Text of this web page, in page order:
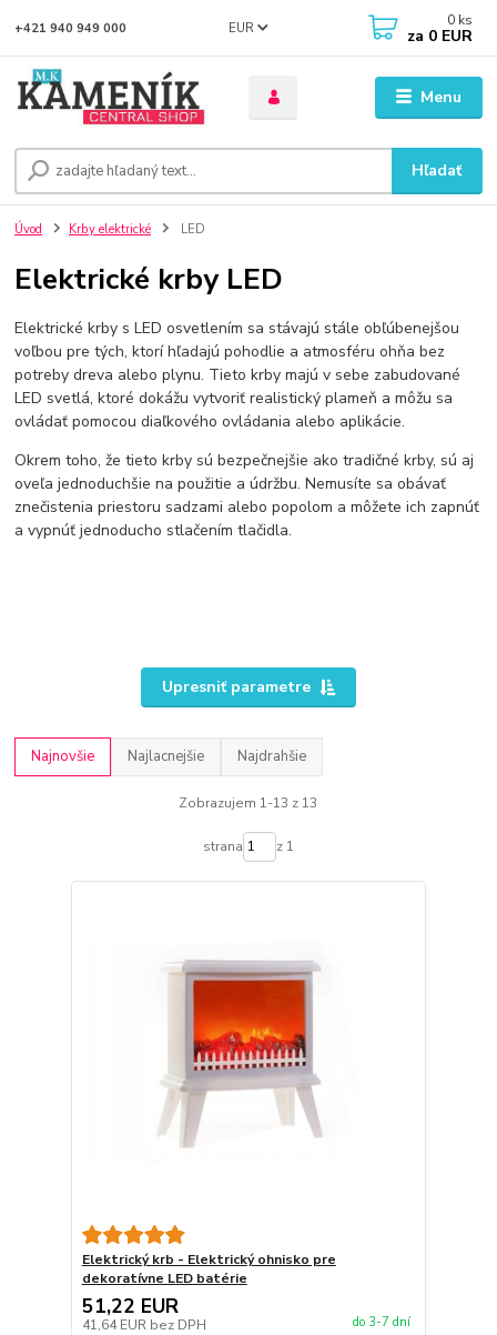
Menu
EUR
Hľadať
+421 940 949 000 0 ks
za 0 EUR
Úvod Krby elektrické LED
Elektrické krby LED
Elektrické krby s LED osvetlením sa stávajú stále obľúbenejšou
voľbou pre tých, ktorí hľadajú pohodlie a atmosféru ohňa bez
potreby dreva alebo plynu. Tieto krby majú v sebe zabudované
LED svetlá, ktoré dokážu vytvoriť realistický plameň a môžu sa
ovládať pomocou diaľkového ovládania alebo aplikácie.
Okrem toho, že tieto krby sú bezpečnejšie ako tradičné krby, sú aj
oveľa jednoduchšie na použitie a údržbu. Nemusíte sa obávať
znečistenia priestoru sadzami alebo popolom a môžete ich zapnúť
a vypnúť jednoducho stlačením tlačidla.
Upresniť parametre
Najnovšie Najlacnejšie Najdrahšie
Zobrazujem 1-13 z 13
strana z 1
Elektrický krb - Elektrický ohnisko pre
dekoratívne LED batérie
51,22 EUR
41,64 EUR bez DPH do 3-7 dní